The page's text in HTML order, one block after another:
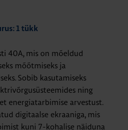
1 tükk
40A, mis on mõeldud
mõõtmiseks ja
Sobib kasutamiseks
ning
energiatarbimise arvestust.
digitaalse ekraaniga, mis
kuni 7-kohalise näiduna